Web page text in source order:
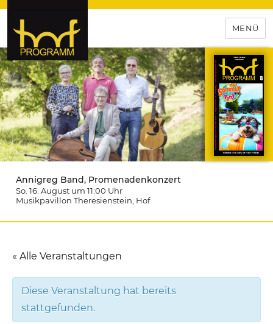
hof-programm – das
Veranstaltungsportal für
Hochfranken
MENÜ
Annigreg Band, Promenadenkonzert
So. 16. August um 11:00 Uhr
Musikpavillon Theresienstein , Hof
« Alle Veranstaltungen
Diese Veranstaltung hat bereits
stattgefunden.